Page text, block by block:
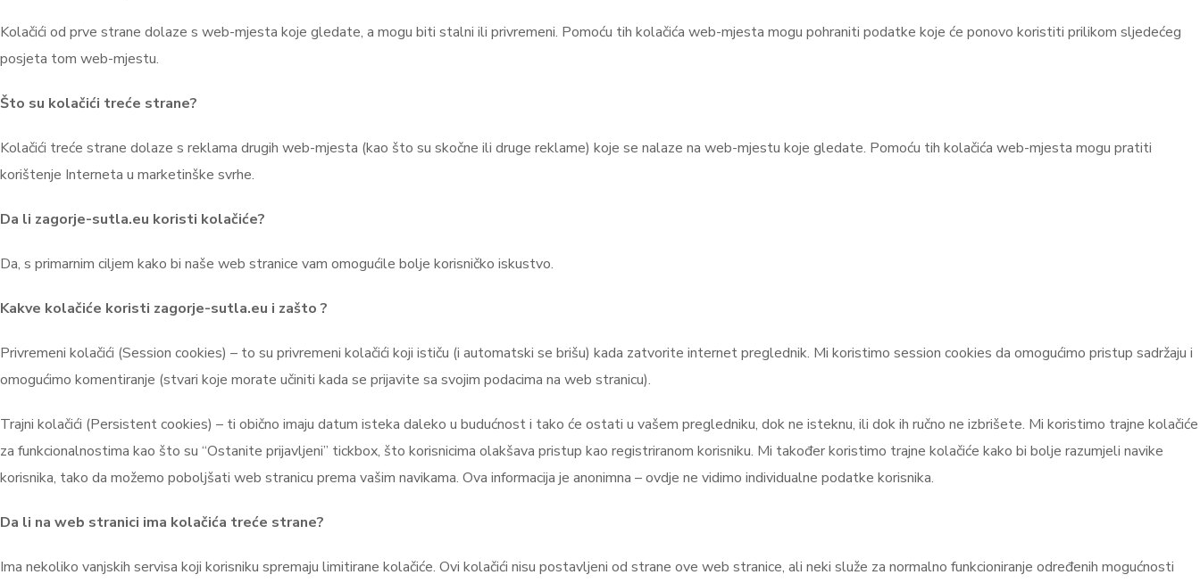
Kolačići od prve strane dolaze s web-mjesta koje gledate, a mogu biti stalni ili privremeni. Pomoću tih kolačića web-mjesta mogu pohraniti podatke koje će ponovo koristiti prilikom sljedećeg
posjeta tom web-mjestu.
Što su kolačići treće strane?
Kolačići treće strane dolaze s reklama drugih web-mjesta (kao što su skočne ili druge reklame) koje se nalaze na web-mjestu koje gledate. Pomoću tih kolačića web-mjesta mogu pratiti
korištenje Interneta u marketinške svrhe.
Da li zagorje-sutla.eu koristi kolačiće?
Da, s primarnim ciljem kako bi naše web stranice vam omogućile bolje korisničko iskustvo.
Kakve kolačiće koristi zagorje-sutla.eu i zašto ?
Privremeni kolačići (Session cookies) – to su privremeni kolačići koji ističu (i automatski se brišu) kada zatvorite internet preglednik. Mi koristimo session cookies da omogućimo pristup sadržaju i
omogućimo komentiranje (stvari koje morate učiniti kada se prijavite sa svojim podacima na web stranicu).
Trajni kolačići (Persistent cookies) – ti obično imaju datum isteka daleko u budućnost i tako će ostati u vašem pregledniku, dok ne isteknu, ili dok ih ručno ne izbrišete. Mi koristimo trajne kolačiće
za funkcionalnostima kao što su “Ostanite prijavljeni” tickbox, što korisnicima olakšava pristup kao registriranom korisniku. Mi također koristimo trajne kolačiće kako bi bolje razumjeli navike
korisnika, tako da možemo poboljšati web stranicu prema vašim navikama. Ova informacija je anonimna – ovdje ne vidimo individualne podatke korisnika.
Da li na web stranici ima kolačića treće strane?
Ima nekoliko vanjskih servisa koji korisniku spremaju limitirane kolačiće. Ovi kolačići nisu postavljeni od strane ove web stranice, ali neki služe za normalno funkcioniranje određenih mogućnosti